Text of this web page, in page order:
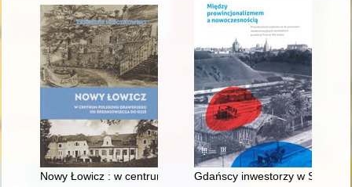
Nowy Łowicz : w centrum poligonu drawskiego od
Gdańscy inwestorzy w